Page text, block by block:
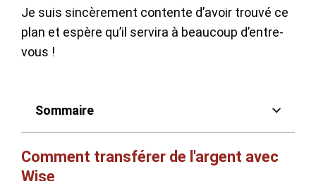
Je suis sincèrement contente d’avoir trouvé ce
plan et espère qu’il servira à beaucoup d’entre-
vous !
Sommaire
Comment transférer de l'argent avec
Wise